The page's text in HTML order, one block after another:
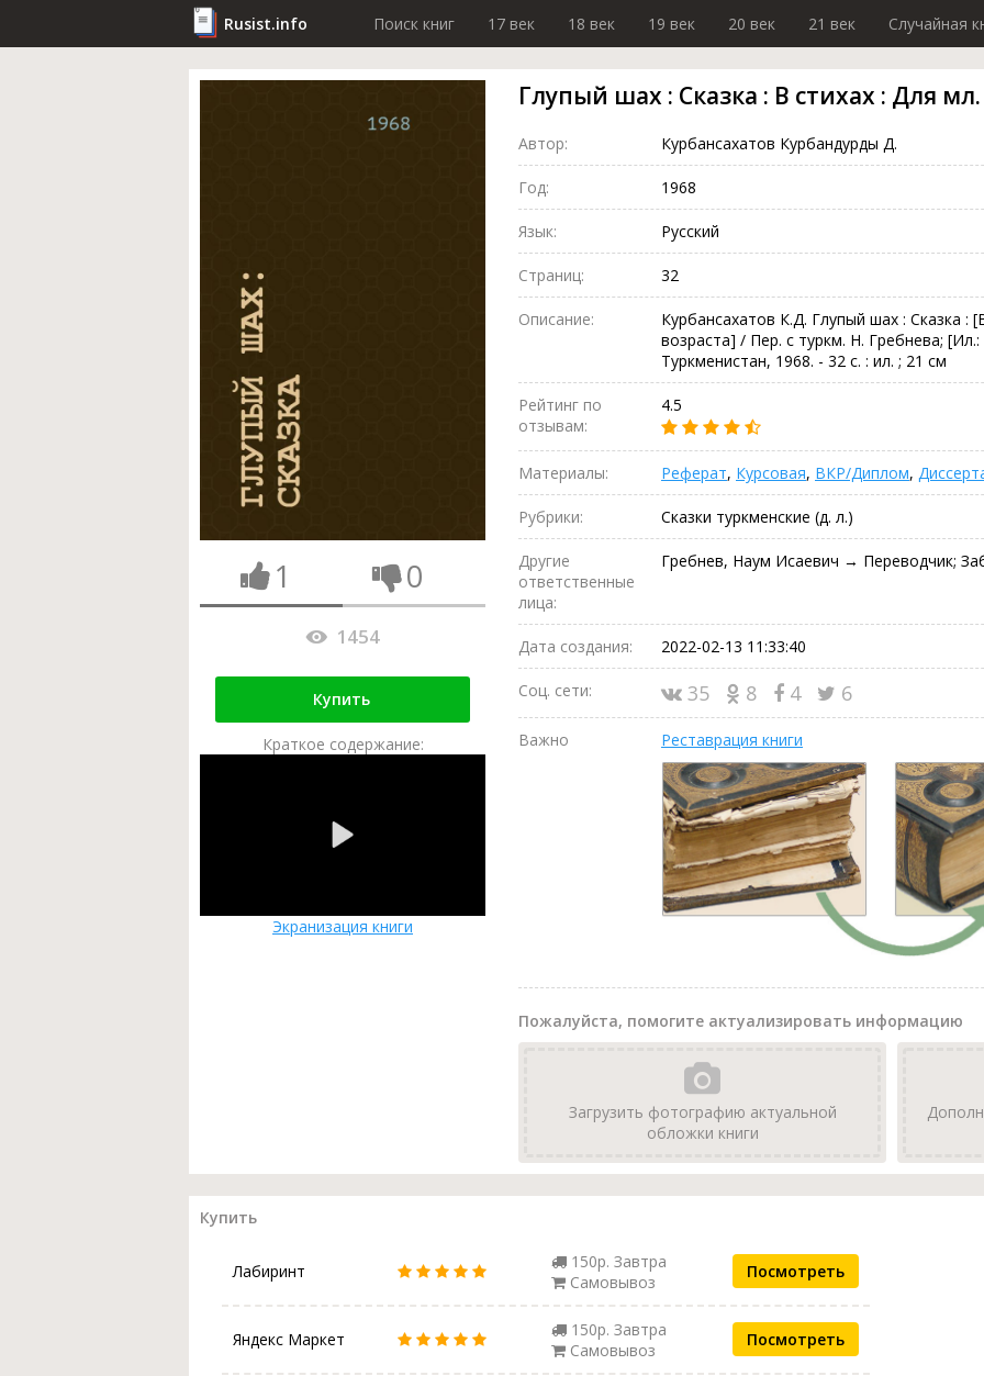
Rusist.info Поиск книг 17 век 18 век 19 век 20 век 21 век Случайная
1 0
1454
Купить
Краткое содержание:
Экранизация книги
Глупый шах : Сказка : В стихах : Для
Автор: Курбансахатов Курбандурды Д.
Год: 1968
Язык: Русский
Страниц: 32
Описание:
Курбансахатов К.Д. Глупый шах : Сказка :
возраста] / Пер. с туркм. Н. Гребнева;
Туркменистан, 1968. - 32 с. : ил. ; 21 см
Рейтинг по
отзывам:
4.5
Материалы: Реферат, Курсовая, ВКР/Диплом,
Рубрики: Сказки туркменские (д. л.)
Другие
ответственные
лица:
Гребнев, Наум Исаевич → Переводчик;
Дата создания: 2022-02-13 11:33:40
Соц. сети: 35 8 4 6
Важно Реставрация книги
Пожалуйста, помогите актуализировать информацию
Загрузить фотографию актуальной
обложки книги
Купить
Лабиринт
150р. Завтра
Самовывоз
Посмотреть
Яндекс Маркет
150р. Завтра
Самовывоз
Посмотреть